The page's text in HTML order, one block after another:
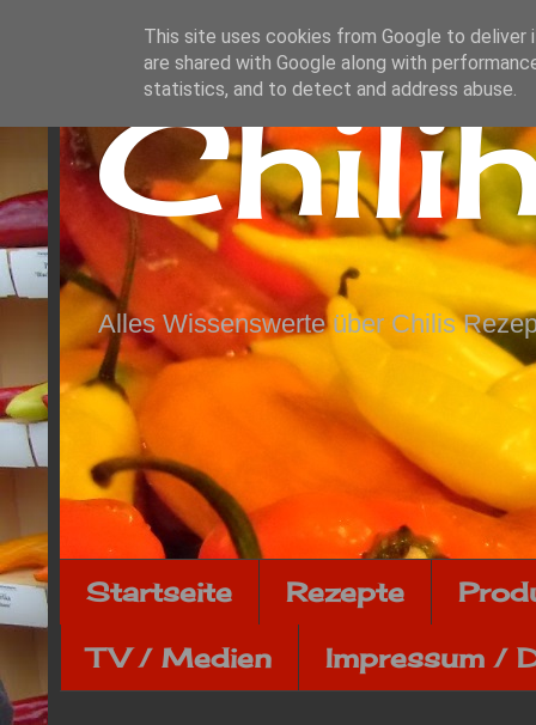
Alles Wissenswerte über Chilis
Startseite Rezepte
TV / Medien Impressum /
This site uses cookies from Google to deliver
are shared with Google along with
statistics, and to detect and address abuse.